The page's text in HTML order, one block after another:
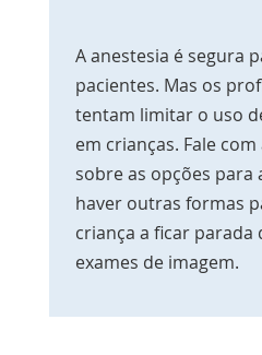
A anestesia é segura
pacientes. Mas os
tentam limitar o uso
em crianças. Fale
sobre as opções para
haver outras formas
criança a ficar parada
exames de imagem.